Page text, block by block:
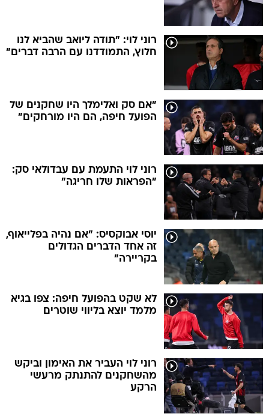
רוני לוי: "תודה ליואב שהביא לנו
חלוץ, התמודדנו עם הרבה דברים"
"אם סק ואלימלך היו שחקנים של
הפועל חיפה, הם היו מורחקים"
רוני לוי התעמת עם עבדולאי סק:
"הפראות שלו חריגה"
יוסי אבוקסיס: "אם נהיה בפלייאוף,
זה אחד הדברים הגדולים
בקריירה"
לא שקט בהפועל חיפה: צפו בגיא
מלמד יוצא בליווי שוטרים
רוני לוי העביר את האימון וביקש
מהשחקנים להתנתק מרעשי
הרקע